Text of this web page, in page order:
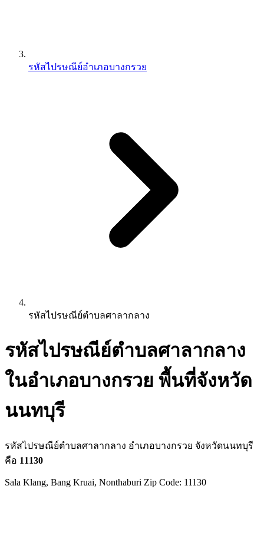
รหัสไปรษณีย์อำเภอบางกรวย
รหัสไปรษณีย์ตำบลศาลากลาง
รหัสไปรษณีย์ตำบลศาลากลาง
ในอำเภอบางกรวย พื้นที่จังหวัด
นนทบุรี
รหัสไปรษณีย์ตำบลศาลากลาง อำเภอบางกรวย จังหวัดนนทบุรี
คือ 11130
Sala Klang, Bang Kruai, Nonthaburi Zip Code: 11130